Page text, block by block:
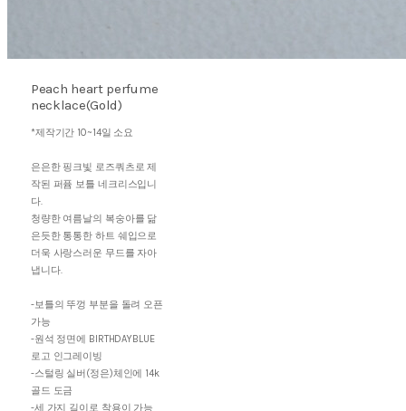
Peach heart perfume
necklace(Gold)
*제작기간 10~14일 소요
은은한 핑크빛 로즈쿼츠로 제
작된 퍼퓸 보틀 네크리스입니
다.
청량한 여름날의 복숭아를 닮
은듯한 통통한 하트 쉐입으로
더욱 사랑스러운 무드를 자아
냅니다.
-보틀의 뚜껑 부분을 돌려 오픈
가능
-원석 정면에 BIRTHDAYBLUE
로고 인그레이빙
-스털링 실버(정은)체인에 14k
골드 도금
-세 가지 길이로 착용이 가능